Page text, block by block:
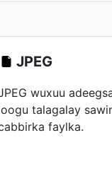
JPEG
wuxuu
talagalay
faylka.